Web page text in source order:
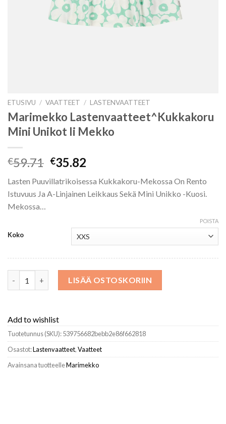
ETUSIVU / VAATTEET / LASTENVAATTEET
Marimekko Lastenvaatteet^Kukkakoru
Mini Unikot Ii Mekko
€59.71 Alkuperäinen
oli:
€59.71.
€35.82
on:
€35.82.
Lasten Puuvillatrikoisessa Kukkakoru-Mekossa On Rento
Istuvuus Ja A-Linjainen Leikkaus Sekä Mini Unikko -Kuosi.
Mekossa…
Koko
POISTA
Marimekko Lastenvaatteet^Kukkakoru Mini Unikot Ii Mekko
LISÄÄ OSTOSKORIIN
Add to wishlist
Tuotetunnus (SKU):539756682bebb2e86f662818
Osastot:Lastenvaatteet,Vaatteet
Avainsana tuotteelleMarimekko